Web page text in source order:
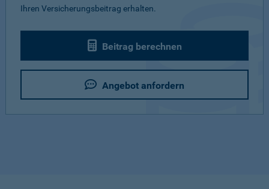
Ihren Versicherungsbeitrag erhalten.
Beitrag berechnen
Angebot anfordern